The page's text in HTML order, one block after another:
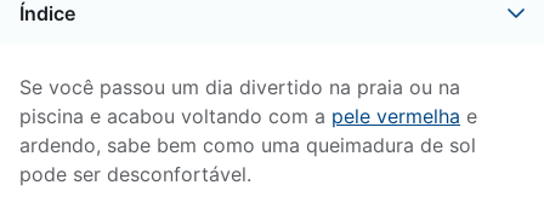
Índice
Se você passou um dia divertido na praia ou na
piscina e acabou voltando com a pele vermelha e
ardendo, sabe bem como uma queimadura de sol
pode ser desconfortável.